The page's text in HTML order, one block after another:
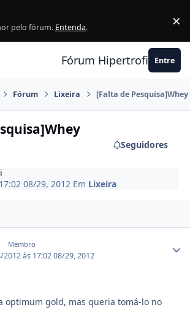
pelo fórum. Entenda. ×
Fórum Hipertrofia.org
Entre
Fórum Lixeira [Falta de
Seguidores
08/29, 2012 Em Lixeira
Membro
2012 às 17:0208/29, 2012
optimum gold, mas queria tomá-lo no